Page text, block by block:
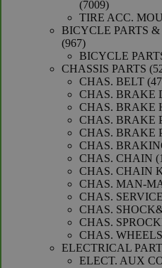
70097009
producten
TIRE ACC.
BICYCLE PARTS &
967967
producten
BICYCLE
CHASSIS PARTS
CHAS. BELT
CHAS. BRAKE
CHAS. BRAKE
CHAS. BRAKE
CHAS. BRAKE
CHAS.
CHAS. CHAIN
CHAS. CHAIN
CHAS. MAN-
CHAS.
CHAS.
CHAS.
CHAS. WHEELS
ELECTRICAL
ELECT. AUX